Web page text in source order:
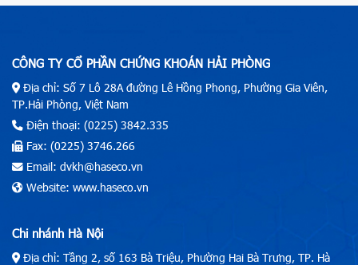
CÔNG TY CỔ PHẦN CHỨNG KHOÁN HẢI PHÒNG
Địa chỉ: Số 7 Lô 28A đường Lê Hồng Phong, Phường Gia Viên,
TP.Hải Phòng, Việt Nam
Điện thoại: (0225) 3842.335
Fax: (0225) 3746.266
Email: dvkh@haseco.vn
Website: www.haseco.vn
Chi nhánh Hà Nội
Địa chỉ: Tầng 2, số 163 Bà Triệu, Phường Hai Bà Trưng, TP. Hà